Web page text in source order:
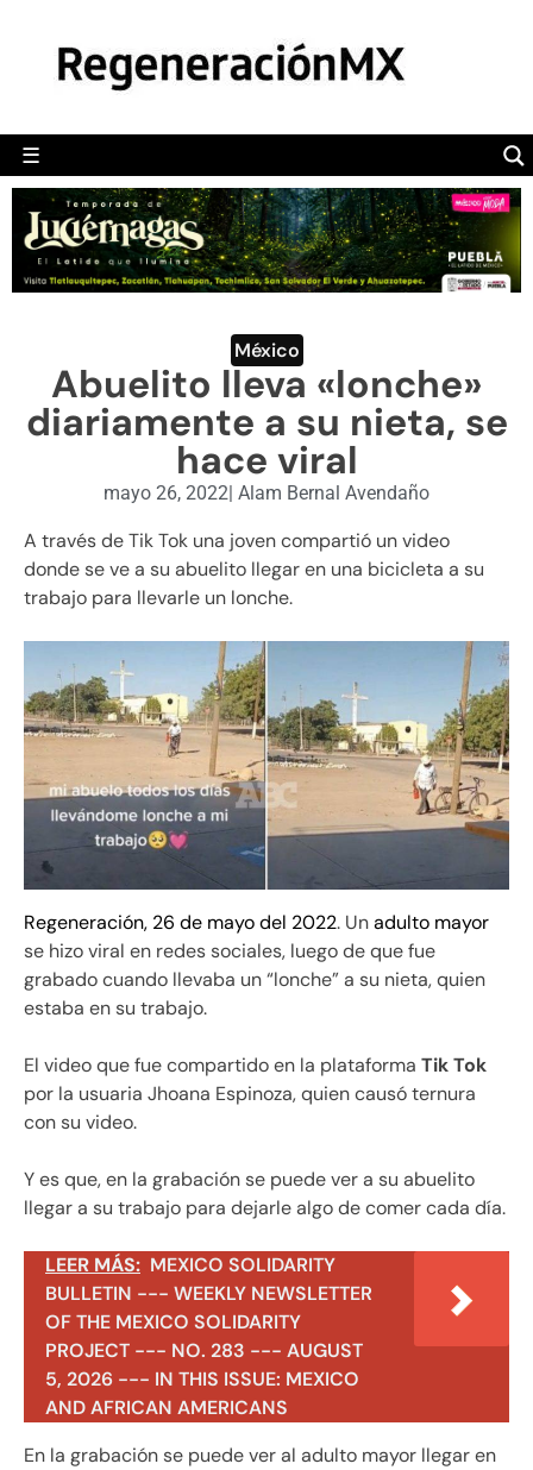
☰
POLÍTICA
CAMALEÓN
OPINIÓN
DEPORTES
ENGLISH SECTION
VIDEOS
México
Abuelito lleva «lonche»
diariamente a su nieta, se
hace viral
mayo 26, 2022| Alam Bernal Avendaño
A través de Tik Tok una joven compartió un video
donde se ve a su abuelito llegar en una bicicleta a su
trabajo para llevarle un lonche.
Regeneración, 26 de mayo del 2022. Unadulto mayor
se hizo viral en redes sociales, luego de que fue
grabado cuando llevaba un “lonche” a su nieta, quien
estaba en su trabajo.
El video que fue compartido en la plataforma Tik Tok
por la usuaria Jhoana Espinoza, quien causó ternura
con su video.
Y es que, en la grabación se puede ver a su abuelito
llegar a su trabajo para dejarle algo de comer cada día.
LEER MÁS: MEXICO SOLIDARITY
BULLETIN --- WEEKLY NEWSLETTER
OF THE MEXICO SOLIDARITY
PROJECT --- NO. 283 --- AUGUST
5, 2026 --- IN THIS ISSUE: MEXICO
AND AFRICAN AMERICANS
En la grabación se puede ver al adulto mayor llegar en